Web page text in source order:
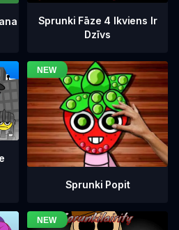
Sprunki Fāze 4 Ikviens Ir
Dzīvs
Sprunki Popit